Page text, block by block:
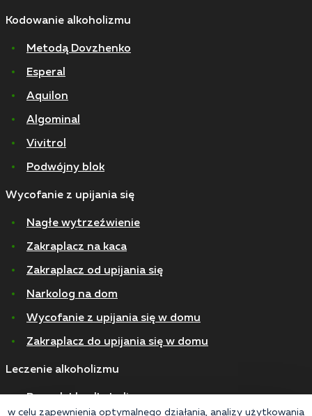
Kodowanie alkoholizmu
Metodą Dovzhenko
Esperal
Aquilon
Algominal
Vivitrol
Podwójny blok
Wycofanie z upijania się
Nagłe wytrzeźwienie
Zakraplacz na kaca
Zakraplacz od upijania się
Narkolog na dom
Wycofanie z upijania się w domu
Zakraplacz do upijania się w domu
Leczenie alkoholizmu
Przewlekły alkoholizm
w celu zapewnienia optymalnego działania, analizy użytkowania